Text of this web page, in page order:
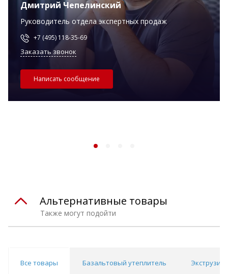
Дмитрий Чепелинский
Руководитель отдела экспертных продаж
+7 (495) 118-35-69
Заказать звонок
Написать сообщение
Также могут подойти
Альтернативные товары
Все товары Базальтовый утеплитель